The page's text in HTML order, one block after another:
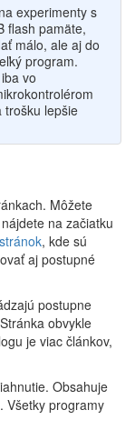
experimenty s
flash pamäte,
málo, ale aj do
program.
vo
trošku lepšie
Môžete
na začiatku
, kde sú
aj postupné
postupne
obvykle
je viac článkov,
Obsahuje
Všetky programy